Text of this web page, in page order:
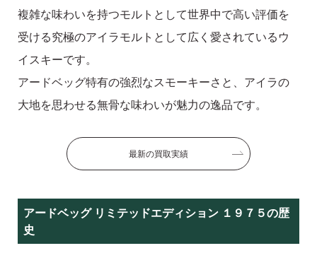
複雑な味わいを持つモルトとして世界中で高い評価を
受ける究極のアイラモルトとして広く愛されているウ
イスキーです。
アードベッグ特有の強烈なスモーキーさと、アイラの
大地を思わせる無骨な味わいが魅力の逸品です。
最新の買取実績
アードベッグ リミテッドエディション １９７５の歴
史